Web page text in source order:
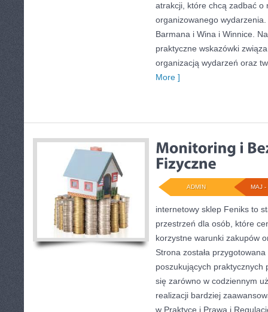
atrakcji, które chcą zadbać o
organizowanego
Barmana i Wina i Winnice.
praktyczne wskazówki
organizacją wydarzeń oraz
More ]
MAJ -
ADMIN
internetowy sklep Feniks to
przestrzeń dla osób, które
korzystne warunki zakupów
Strona została
poszukujących praktycznych
się zarówno w codziennym
realizacji bardziej
w Praktyce i Prawa i